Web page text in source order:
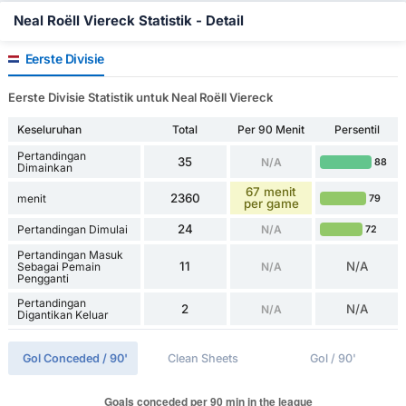
Neal Roëll Viereck Statistik - Detail
Eerste Divisie
Eerste Divisie Statistik untuk Neal Roëll Viereck
Keseluruhan Total Per 90 Menit
Persentil
Pertandingan
Dimainkan
35 N/A 88
menit 2360
67 menit
per game
79
Pertandingan Dimulai 24 N/A 72
Pertandingan Masuk
Sebagai Pemain
Pengganti
11 N/A N/A
Pertandingan
Digantikan Keluar
2 N/A N/A
Gol Conceded / 90' Clean Sheets Gol / 90'